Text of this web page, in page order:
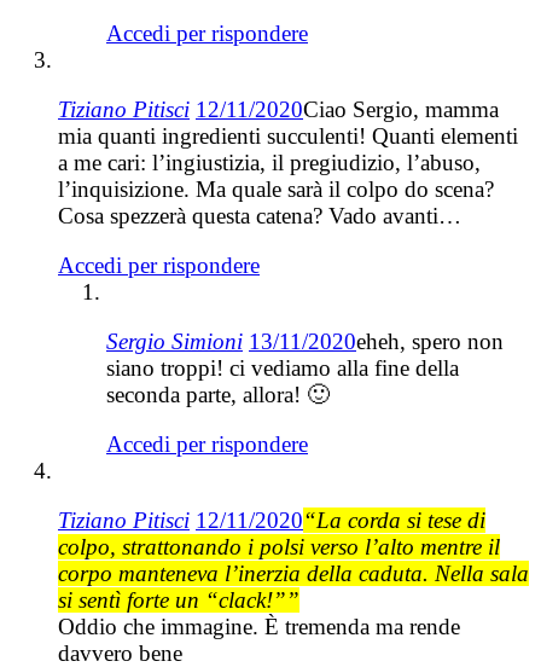
Accedi per rispondere
Tiziano Pitisci 12/11/2020Ciao Sergio, mamma
mia quanti ingredienti succulenti! Quanti elementi
a me cari: l’ingiustizia, il pregiudizio, l’abuso,
l’inquisizione. Ma quale sarà il colpo do scena?
Cosa spezzerà questa catena? Vado avanti…
Accedi per rispondere
Sergio Simioni 13/11/2020eheh, spero non
siano troppi! ci vediamo alla fine della
seconda parte, allora! 🙂
Accedi per rispondere
Tiziano Pitisci 12/11/2020“La corda si tese di
colpo, strattonando i polsi verso l’alto mentre il
corpo manteneva l’inerzia della caduta. Nella sala
si sentì forte un “clack!””
Oddio che immagine. È tremenda ma rende
davvero bene